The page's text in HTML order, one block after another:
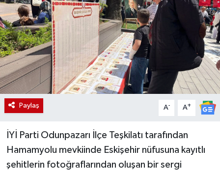
Paylaş A- A+
İYİ Parti Odunpazarı İlçe Teşkilatı tarafından
Hamamyolu mevkiinde Eskişehir nüfusuna kayıtlı
şehitlerin fotoğraflarından oluşan bir sergi